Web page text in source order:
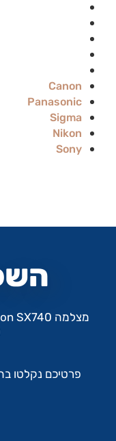
Canon
Panasonic
Sigma
Nikon
Sony
פרטיכם נקלטו